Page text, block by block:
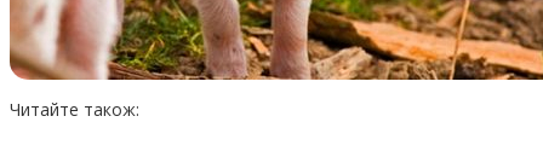
Читайте також: